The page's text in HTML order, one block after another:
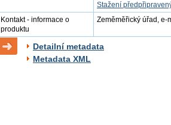
Stažení
Kontakt - informace o
produktu
Zeměměřický úřad, e-
Detailní metadata
Metadata XML